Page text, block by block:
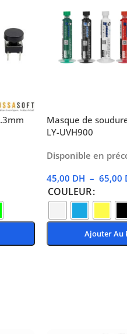
Masque de
LY-UVH900
Disponible en
45,00 DH – 65,00
COULEUR
Ajouter Au